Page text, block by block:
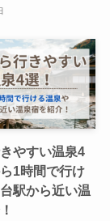
やすい温泉4
1時間で行け
駅から近い温